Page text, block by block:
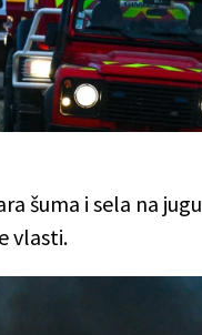
šuma i sela na jugu
vlasti.